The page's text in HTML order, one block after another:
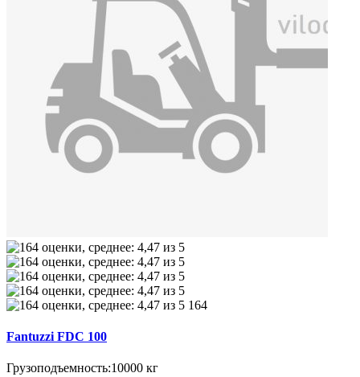
164
Fantuzzi FDC 100
Грузоподъемность:10000 кг